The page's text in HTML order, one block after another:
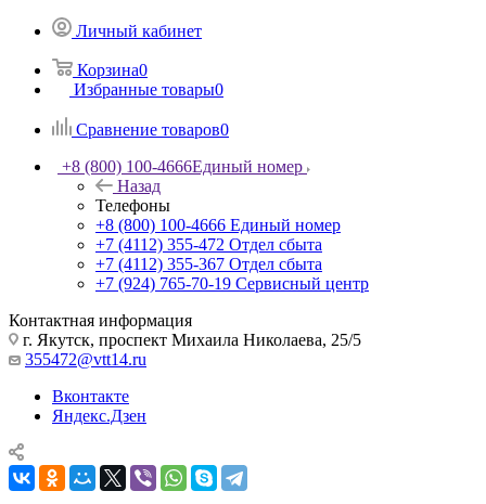
Личный кабинет
Корзина0
Избранные товары0
Сравнение товаров0
+8 (800) 100-4666Единый номер
Назад
Телефоны
+8 (800) 100-4666 Единый номер
+7 (4112) 355-472 Отдел сбыта
+7 (4112) 355-367 Отдел сбыта
+7 (924) 765-70-19 Сервисный центр
Контактная информация
г. Якутск, проспект Михаила Николаева, 25/5
355472@vtt14.ru
Вконтакте
Яндекс.Дзен